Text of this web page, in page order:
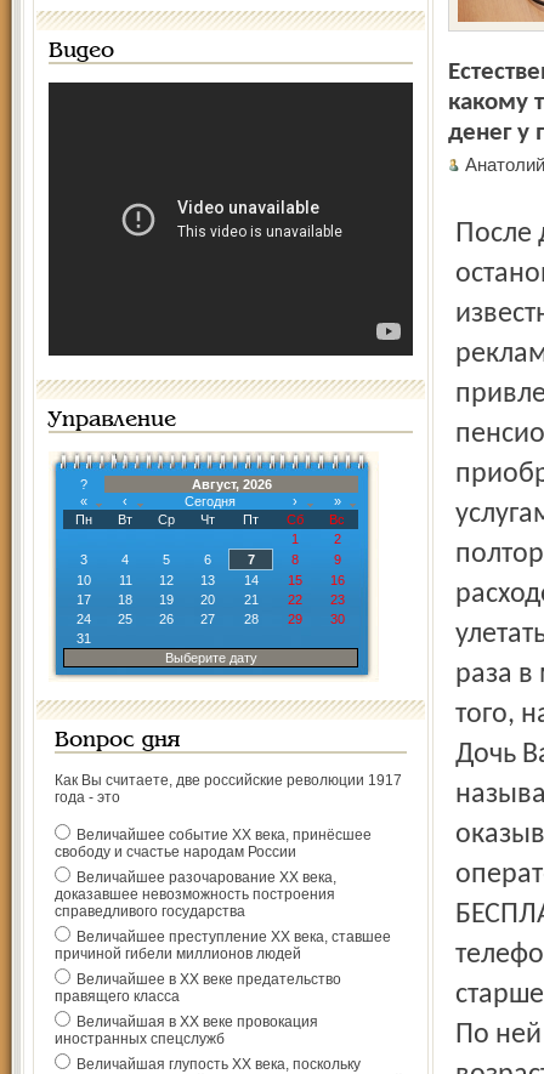
Видео
Управление
?
Август, 2026
«
‹ Сегодня ›
»
Пн
Вт Ср Чт Пт Сб
Вс
1
2
3
4 5 6 7 8
9
10
11 12 13 14 15
16
17
18 19 20 21 22
23
24
25 26 27 28 29
30
31
Выберите дату
Вопрос дня
Как Вы считаете, две российские революции 1917
года - это
Величайшее событие ХХ века, принёсшее
свободу и счастье народам России
Величайшее разочарование ХХ века,
доказавшее невозможность построения
справедливого государства
Величайшее преступление ХХ века, ставшее
причиной гибели миллионов людей
Величайшее в ХХ веке предательство
правящего класса
Величайшая в ХХ веке провокация
иностранных спецслужб
Величайшая глупость ХХ века, поскольку
какому
денег у
После довольно долгого анализа семья решила
раза в
того,
Дочь
По